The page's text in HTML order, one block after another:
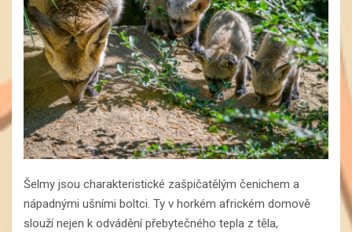
Šelmy jsou charakteristické zašpičatělým čenichem a
nápadnými ušními boltci. Ty v horkém africkém domově
slouží nejen k odvádění přebytečného tepla z těla,